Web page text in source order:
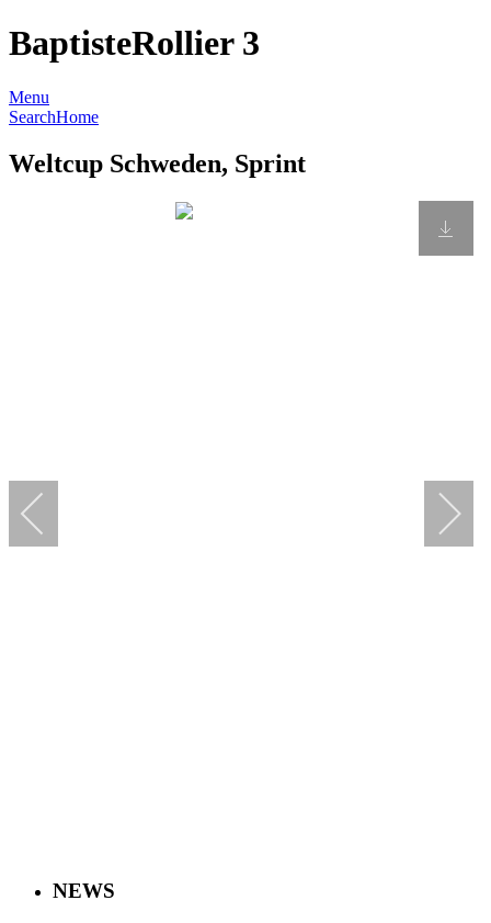
BaptisteRollier 3
Menu
SearchHome
Weltcup Schweden, Sprint
NEWS